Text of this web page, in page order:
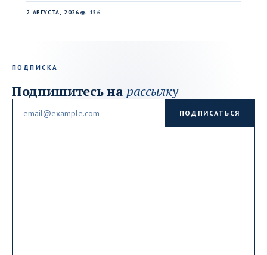
2 АВГУСТА, 2026👁 156
ПОДПИСКА
Подпишитесь на рассылку
ПОДПИСАТЬСЯ